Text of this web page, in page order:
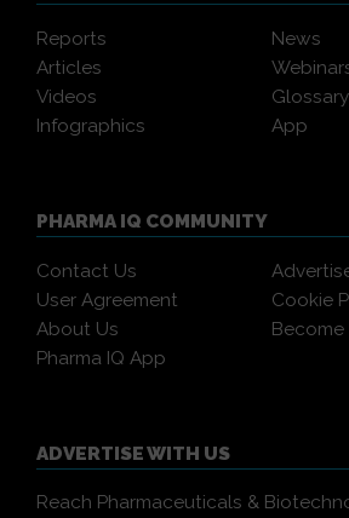
Reports
News
Articles
Videos
Glossary
Infographics
App
PHARMA IQ COMMUNITY
Contact Us
User Agreement
Cookie
About Us
Become
Pharma IQ App
ADVERTISE WITH US
Reach Pharmaceuticals &